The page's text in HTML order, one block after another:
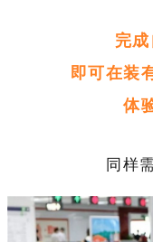
完
即可在装
体
同样